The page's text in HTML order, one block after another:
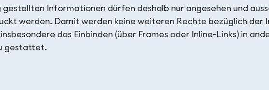
gestellten Informationen dürfen deshalb nur angesehen und
werden. Damit werden keine weiteren Rechte bezüglich
das Einbinden (über Frames oder Inline-Links) in
gestattet.